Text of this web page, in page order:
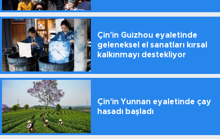
Çin'in Guizhou eyaletinde
geleneksel el sanatları kırsal
kalkınmayı destekliyor
Çin'in Yunnan eyaletinde çay
hasadı başladı